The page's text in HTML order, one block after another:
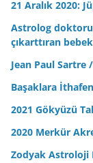
21 Aralık 2020:
Astrolog
çıkarttıran bebek
Jean Paul
Başaklara İthafen
2021 Gökyüzü
2020 Merkür
Zodyak Astroloji